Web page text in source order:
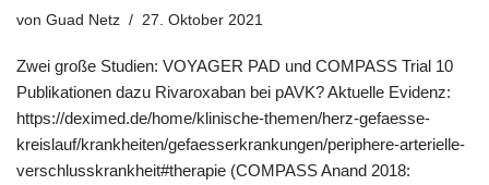
von Guad Netz 27. Oktober 2021
Zwei große Studien: VOYAGER PAD und COMPASS Trial 10
Publikationen dazu Rivaroxaban bei pAVK? Aktuelle Evidenz:
https://deximed.de/home/klinische-themen/herz-gefaesse-
kreislauf/krankheiten/gefaesserkrankungen/periphere-arterielle-
verschlusskrankheit#therapie (COMPASS Anand 2018: